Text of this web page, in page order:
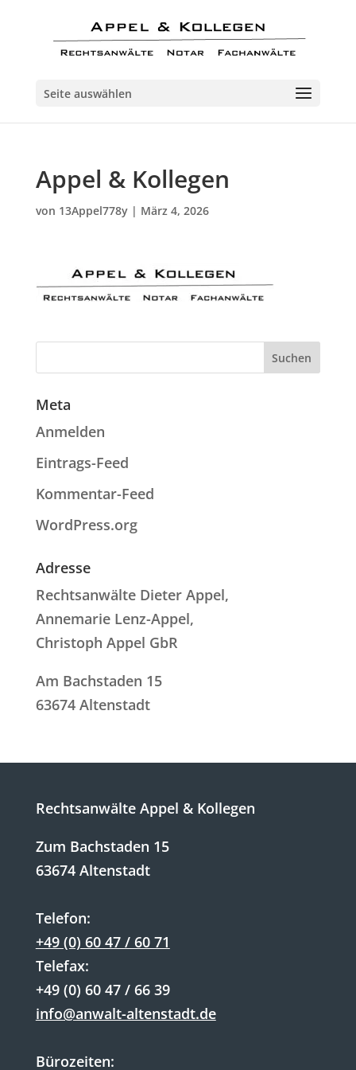
Seite auswählen
Appel & Kollegen
von 13Appel778y| März 4, 2026
Meta
Anmelden
Eintrags-Feed
Kommentar-Feed
WordPress.org
Adresse
Rechtsanwälte Dieter Appel,
Annemarie Lenz-Appel,
Christoph Appel GbR
Am Bachstaden 15
63674 Altenstadt
Rechtsanwälte Appel & Kollegen
Zum Bachstaden 15
63674 Altenstadt
Telefon:
+49 (0) 60 47 / 60 71
Telefax:
+49 (0) 60 47 / 66 39
info@anwalt-altenstadt.de
Bürozeiten: